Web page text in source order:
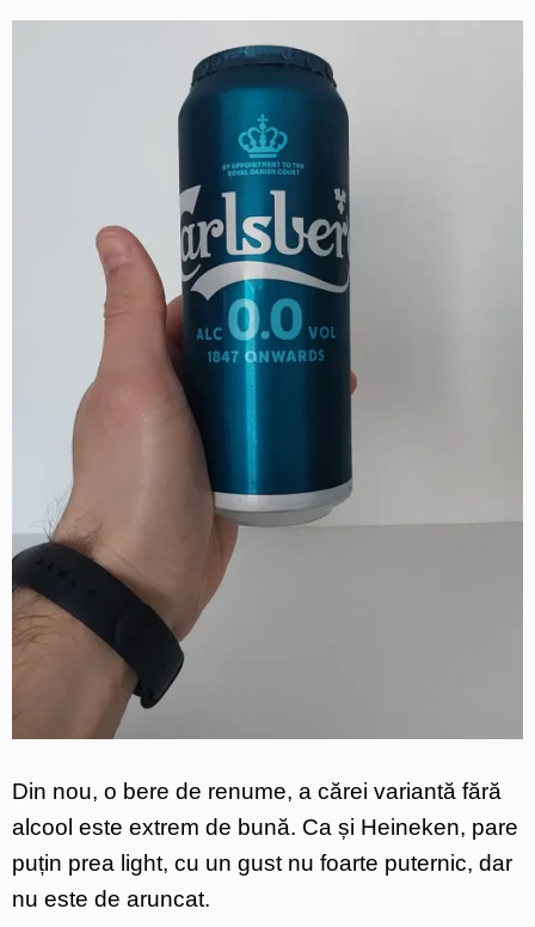
Din nou, o bere de renume, a cărei variantă fără
alcool este extrem de bună. Ca și Heineken, pare
puțin prea light, cu un gust nu foarte puternic, dar
nu este de aruncat.